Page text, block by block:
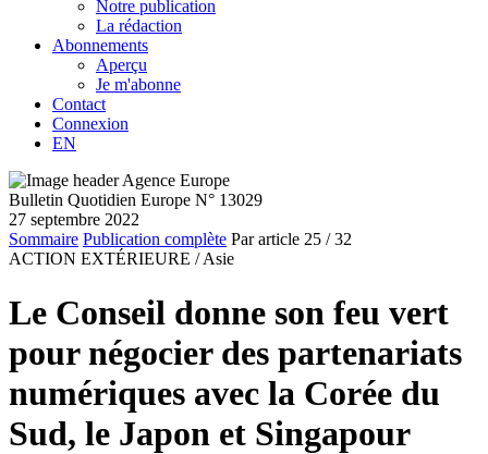
Notre publication
La rédaction
Abonnements
Aperçu
Je m'abonne
Contact
Connexion
EN
Bulletin Quotidien Europe N° 13029
27 septembre 2022
Sommaire Publication complète Par article 25 / 32
ACTION EXTÉRIEURE / Asie
Le Conseil donne son feu vert
pour négocier des partenariats
numériques avec la Corée du
Sud, le Japon et Singapour